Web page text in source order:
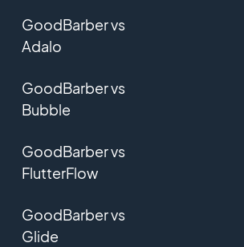
GoodBarber vs
Adalo
GoodBarber vs
Bubble
GoodBarber vs
FlutterFlow
GoodBarber vs
Glide